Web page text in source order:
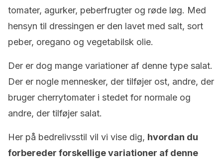
tomater, agurker, peberfrugter og røde løg. Med
hensyn til dressingen er den lavet med salt, sort
peber, oregano og vegetabilsk olie.
Der er dog mange variationer af denne type salat.
Der er nogle mennesker, der tilføjer ost, andre, der
bruger cherrytomater i stedet for normale og
andre, der tilføjer salat.
Her på bedrelivsstil vil vi vise dig, hvordan du
forbereder forskellige variationer af denne